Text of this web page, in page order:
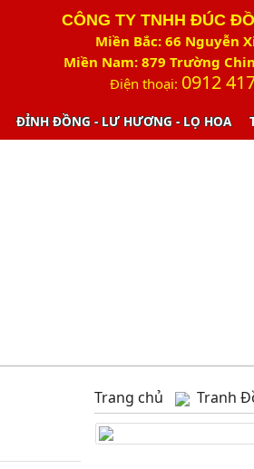
CÔNG TY TNHH ĐÚC
Miền Bắc: 66 Nguyễn
Miền Nam: 879 Trường
Điện thoại: 0912
ĐỈNH ĐỒNG - LƯ HƯƠNG - LỌ HOA
Trang chủ Tranh